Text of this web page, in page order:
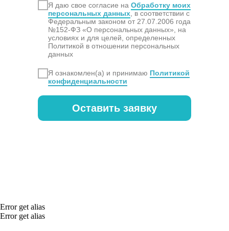
Я даю свое согласие на Обработку моих
персональных данных, в соответствии с
Федеральным законом от 27.07.2006 года
№152-ФЗ «О персональных данных», на
условиях и для целей, определенных
Политикой в отношении персональных
данных
Я ознакомлен(а) и принимаю Политикой
конфиденциальности
Оставить заявку
Error get alias
Error get alias